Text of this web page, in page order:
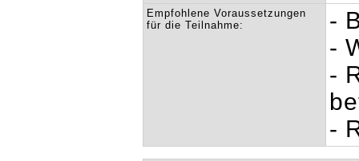
Empfohlene Voraussetzungen
für die Teilnahme:
-
-
-
-